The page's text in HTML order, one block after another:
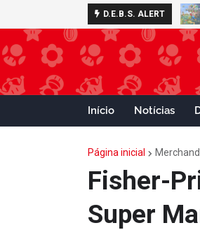
D.E.B.S. ALERT
Início Notícias
Página inicial
Fisher-
Super